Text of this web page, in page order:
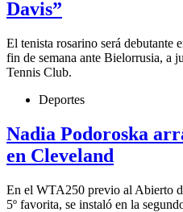
Davis”
El tenista rosarino será debutante
fin de semana ante Bielorrusia, a
Tennis Club.
Deportes
Nadia Podoroska
en Cleveland
En el WTA250 previo al Abierto
5º favorita, se instaló en la